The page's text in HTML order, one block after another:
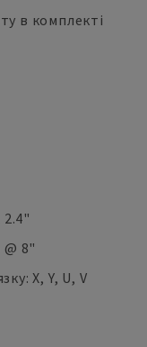
в комплекті
2.4"
@ 8"
X, Y, U, V